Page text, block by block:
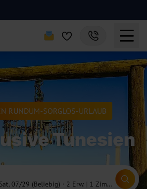
RUNDUM-SORGLOS-URLAUB
Tunesien
07/29 (Beliebig) · 2 Erw. | 1 Zimmer